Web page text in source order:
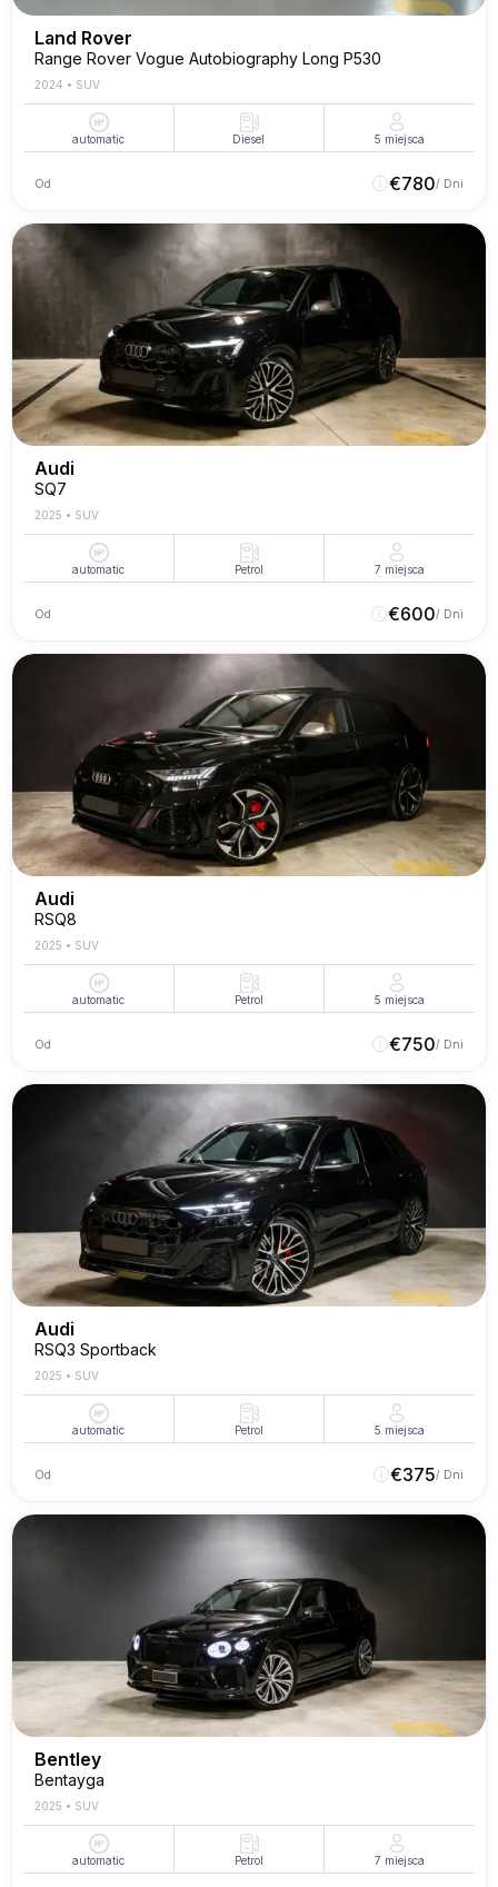
Land Rover
Range Rover Vogue Autobiography Long P530
2024 • SUV
automatic Diesel 5 miejsca
Od €780/ Dni
Audi
SQ7
2025 • SUV
automatic Petrol 7 miejsca
Od €600/ Dni
Audi
RSQ8
2025 • SUV
automatic Petrol 5 miejsca
Od €750/ Dni
Audi
RSQ3 Sportback
2025 • SUV
automatic Petrol 5 miejsca
Od €375/ Dni
Bentley
Bentayga
2025 • SUV
automatic Petrol 7 miejsca